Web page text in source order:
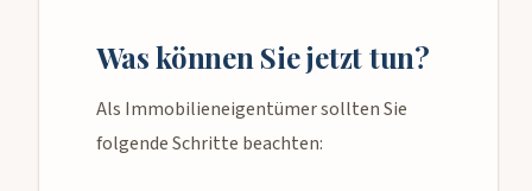
Was können Sie jetzt tun?
Als Immobilieneigentümer sollten Sie
folgende Schritte beachten: